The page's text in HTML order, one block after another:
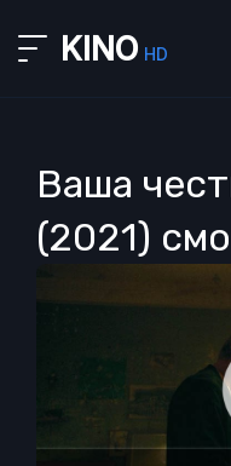
KINO HD
Ваша
(2021)